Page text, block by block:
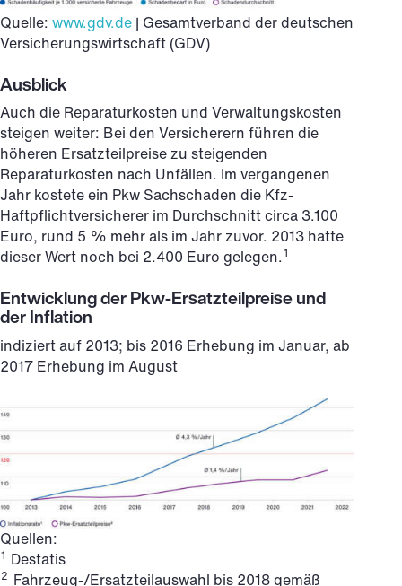
Quelle: www.gdv.de | Gesamtverband der deutschen
Versicherungswirtschaft (GDV)
Ausblick
Auch die Reparaturkosten und Verwaltungskosten
steigen weiter: Bei den Versicherern führen die
höheren Ersatzteilpreise zu steigenden
Reparaturkosten nach Unfällen. Im vergangenen
Jahr kostete ein Pkw Sachschaden die Kfz-
Haftpflichtversicherer im Durchschnitt circa 3.100
Euro, rund 5 % mehr als im Jahr zuvor. 2013 hatte
dieser Wert noch bei 2.400 Euro gelegen.1
Entwicklung der Pkw-Ersatzteilpreise und
der Inflation
indiziert auf 2013; bis 2016 Erhebung im Januar, ab
2017 Erhebung im August
Quellen:
1 Destatis
2 Fahrzeug-/Ersatzteilauswahl bis 2018 gemäß